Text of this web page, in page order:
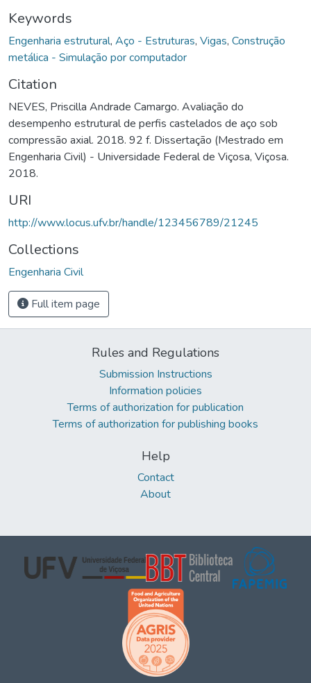
Keywords
Engenharia estrutural, Aço - Estruturas, Vigas, Construção
metálica - Simulação por computador
Citation
NEVES, Priscilla Andrade Camargo. Avaliação do
desempenho estrutural de perfis castelados de aço sob
compressão axial. 2018. 92 f. Dissertação (Mestrado em
Engenharia Civil) - Universidade Federal de Viçosa, Viçosa.
2018.
URI
http://www.locus.ufv.br/handle/123456789/21245
Collections
Engenharia Civil
Full item page
Rules and Regulations
Submission Instructions
Information policies
Terms of authorization for publication
Terms of authorization for publishing books
Help
Contact
About